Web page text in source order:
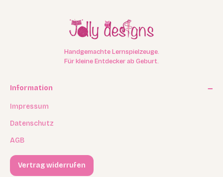
Handgemachte Lernspielzeuge.
Für kleine Entdecker ab Geburt.
Information
Impressum
Datenschutz
AGB
Vertrag widerrufen